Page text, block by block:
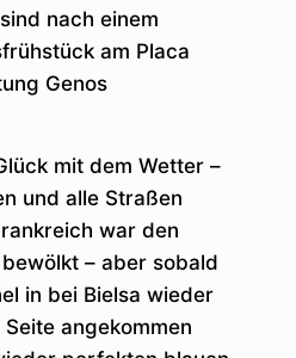
nach einem
am Placa
Genos
mit dem Wetter –
und alle Straßen
war den
– aber sobald
in bei Bielsa wieder
angekommen